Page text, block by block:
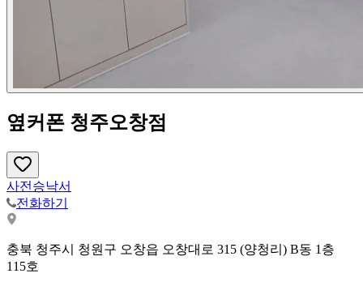
옆커폰 청주오창점
사전승낙서
전화하기
충북 청주시 청원구 오창읍 오창대로 315 (양청리) B동 1층
115호